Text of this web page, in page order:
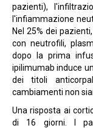
pazienti),
l'infiammazione
Nel 25% dei
con neutrofili,
dopo la prima
ipilimumab induce
dei titoli
cambiamenti non
Una risposta ai
di 16 giorni. I